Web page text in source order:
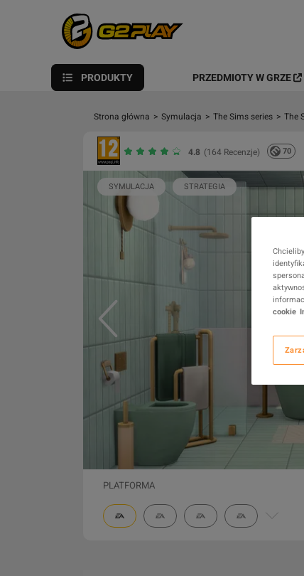
PRODUKTY PRZEDMIOTY W GRZE
Strona główna > Symulacja > The Sims series > The
4.8 (164 Recenzje) 70
SYMULACJA STRATEGIA
PLATFORMA
cookie